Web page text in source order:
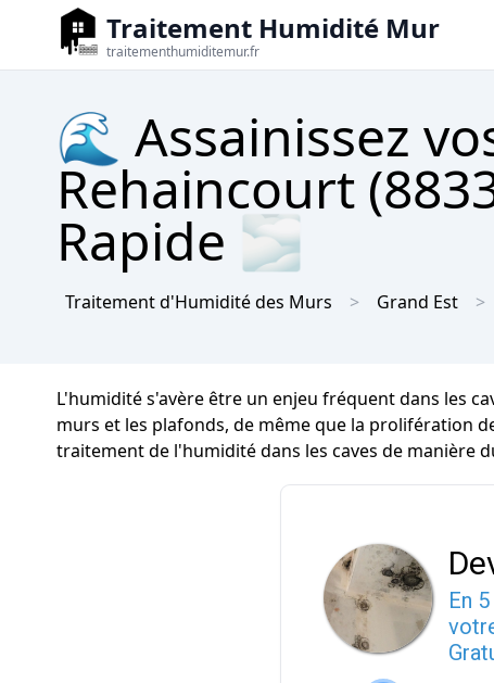
Traitement Humidité Mur
traitementhumiditemur.fr
🌊 Assainissez
Rehaincourt
Rapide 🌫
Traitement d'Humidité des Murs Grand Est
L'humidité s'avère être un enjeu fréquent dans les
murs et les plafonds, de même que la prolifération
traitement de l'humidité dans les caves de manière
En